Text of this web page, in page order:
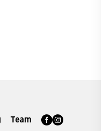
Team